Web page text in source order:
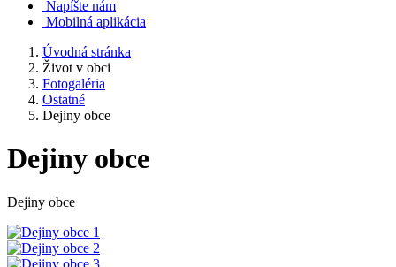
Napíšte nám
Mobilná aplikácia
Úvodná stránka
Život v obci
Fotogaléria
Ostatné
Dejiny obce
Dejiny obce
Dejiny obce